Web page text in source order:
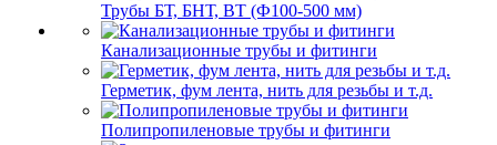
Трубы БТ, БНТ, ВТ (Ф100-500 мм)
Канализационные трубы и фитинги
Герметик, фум лента, нить для резьбы и т.д.
Полипропиленовые трубы и фитинги